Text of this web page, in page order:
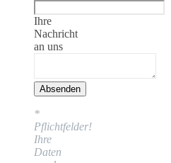
Ihre
Nachricht
an uns
Absenden
*
Pflichtfelder!
Ihre
Daten